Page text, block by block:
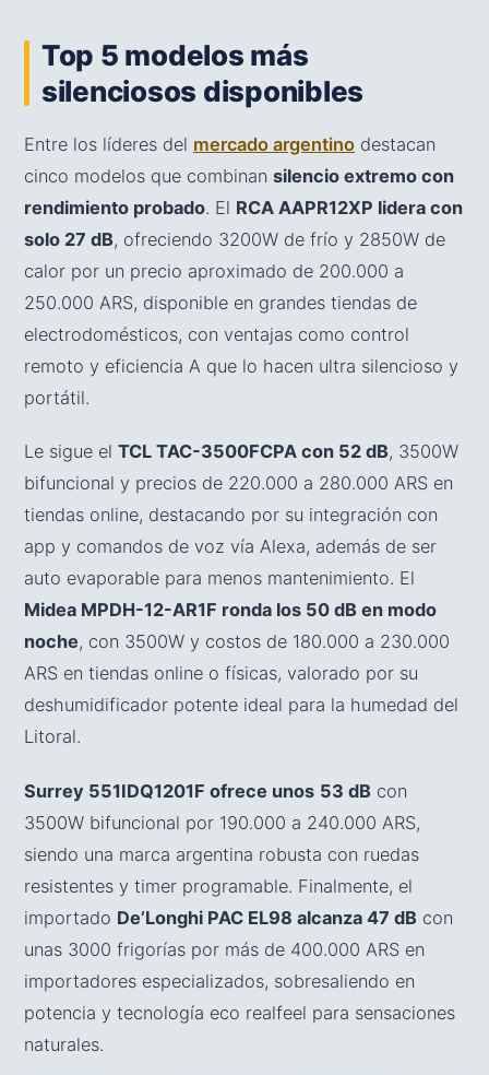
Top 5 modelos más
silenciosos disponibles
Entre los líderes del mercado argentino destacan
cinco modelos que combinan silencio extremo con
rendimiento probado. El RCA AAPR12XP lidera con
solo 27 dB, ofreciendo 3200W de frío y 2850W de
calor por un precio aproximado de 200.000 a
250.000 ARS, disponible en grandes tiendas de
electrodomésticos, con ventajas como control
remoto y eficiencia A que lo hacen ultra silencioso y
portátil.
Le sigue el TCL TAC-3500FCPA con 52 dB, 3500W
bifuncional y precios de 220.000 a 280.000 ARS en
tiendas online, destacando por su integración con
app y comandos de voz vía Alexa, además de ser
auto evaporable para menos mantenimiento. El
Midea MPDH-12-AR1F ronda los 50 dB en modo
noche, con 3500W y costos de 180.000 a 230.000
ARS en tiendas online o físicas, valorado por su
deshumidificador potente ideal para la humedad del
Litoral.
Surrey 551IDQ1201F ofrece unos 53 dB con
3500W bifuncional por 190.000 a 240.000 ARS,
siendo una marca argentina robusta con ruedas
resistentes y timer programable. Finalmente, el
importado De’Longhi PAC EL98 alcanza 47 dB con
unas 3000 frigorías por más de 400.000 ARS en
importadores especializados, sobresaliendo en
potencia y tecnología eco realfeel para sensaciones
naturales.